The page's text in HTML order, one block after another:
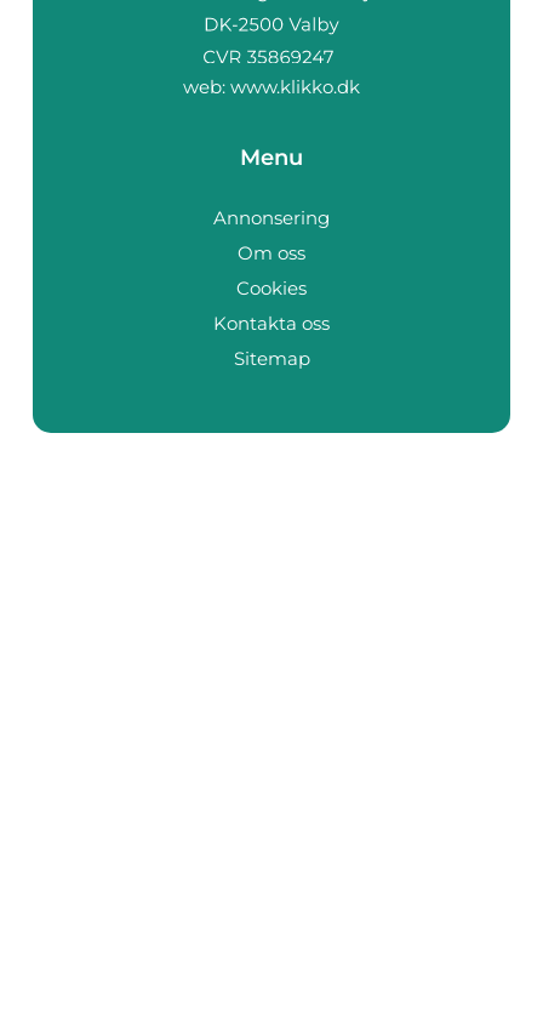
web: www.klikko.dk
Menu
Annonsering
Om oss
Cookies
Kontakta oss
Sitemap